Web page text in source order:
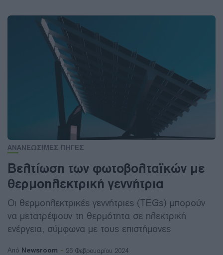
ΑΝΑΝΕΩΣΙΜΕΣ ΠΗΓΕΣ
Βελτίωση των φωτοβολταϊκών με
θερμοηλεκτρική γεννήτρια
Οι θερμοηλεκτρικές γεννήτριες (TEGs) μπορούν
να μετατρέψουν τη θερμότητα σε ηλεκτρική
ενέργεια, σύμφωνα με τους επιστήμονες
Από Newsroom 26 Φεβρουαρίου 2024